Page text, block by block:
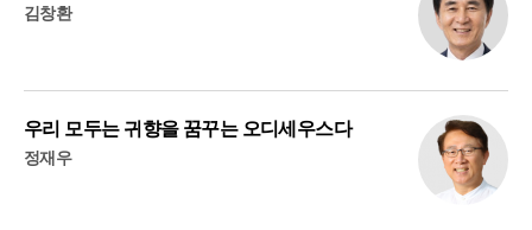
김창환
우리 모두는 귀향을 꿈꾸는 오디세우스다
정재우